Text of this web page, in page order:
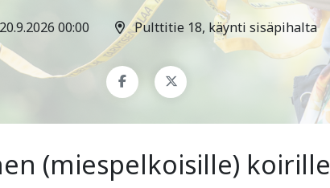
20.9.2026 00:00 Pulttitie 18, käynti sisäpihalta
(miespelkoisille) koirille